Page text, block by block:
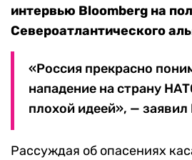
интервью Bloomberg на
Североатлантического
«Россия прекрасно
нападение на страну
плохой идеей», — заявил
Рассуждая об опасениях